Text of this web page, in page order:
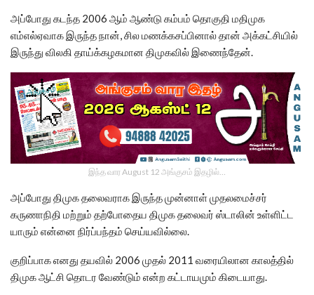
அப்போது கடந்த 2006 ஆம் ஆண்டு கம்பம் தொகுதி மதிமுக
எம்எல்ஏவாக இருந்த நான், சில மணக்கசப்பினால் தான் அக்கட்சியில்
இருந்து விலகி தாய்க்கழகமான திமுகவில் இணைந்தேன்.
இந்த வார August 12 அங்குசம் இதழில்…
அப்போது திமுக தலைவராக இருந்த முன்னாள் முதலமைச்சர்
கருணாநிதி மற்றும் தற்போதைய திமுக தலைவர் ஸ்டாலின் உள்ளிட்ட
யாரும் என்னை நிர்ப்பந்தம் செய்யவில்லை.
குறிப்பாக எனது தயவில் 2006 முதல் 2011 வரையிலான காலத்தில்
திமுக ஆட்சி தொடர வேண்டும் என்ற கட்டாயமும் கிடையாது.